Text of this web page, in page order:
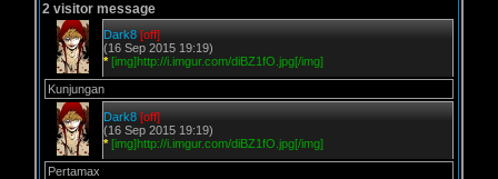
2 visitor message
Dark8 [off]
(16 Sep 2015 19:19)
* [img]http://i.imgur.com/diBZ1fO.jpg[/img]
Kunjungan
Dark8 [off]
(16 Sep 2015 19:19)
* [img]http://i.imgur.com/diBZ1fO.jpg[/img]
Pertamax